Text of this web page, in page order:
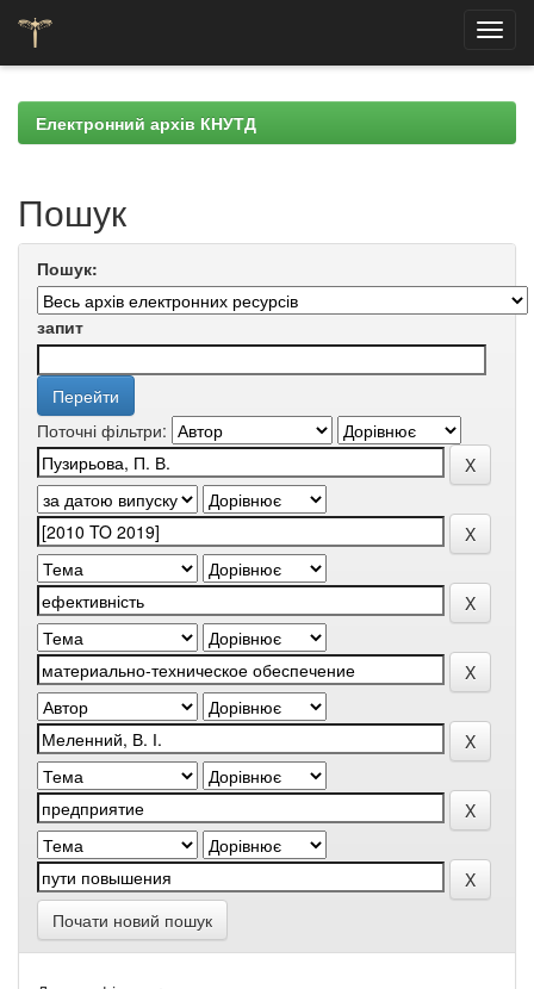
navigationЕлектронний архів КНУТД
Пошук
Пошук:
запит
Поточні фільтри:
Почати новий пошук